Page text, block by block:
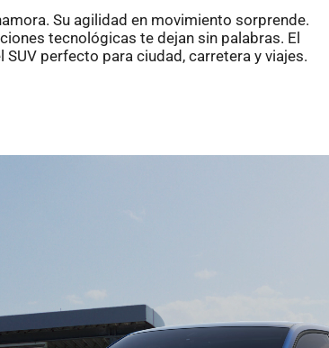
Su agilidad en movimiento sorprende.
tecnológicas te dejan sin palabras. El
SUV perfecto para ciudad, carretera y viajes.